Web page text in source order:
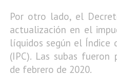
Por otro lado, el
actualización en el
líquidos según el Índice
(IPC). Las subas
de febrero de 2020.